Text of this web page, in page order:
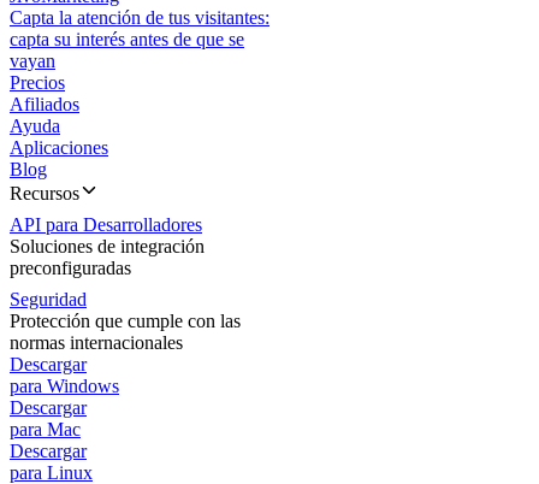
Capta la atención de tus visitantes:
capta su interés antes de que se
vayan
Precios
Afiliados
Ayuda
Aplicaciones
Blog
Recursos
API para Desarrolladores
Soluciones de integración
preconfiguradas
Seguridad
Protección que cumple con las
normas internacionales
Descargar
para Windows
Descargar
para Mac
Descargar
para Linux